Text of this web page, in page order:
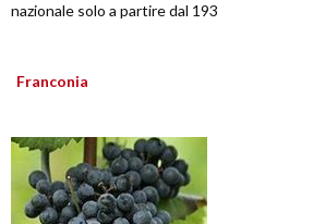
nazionale solo a partire dal 193
Franconia